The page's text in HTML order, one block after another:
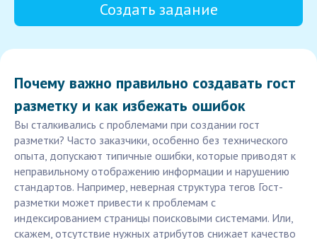
Создать задание
Почему важно правильно создавать гост
разметку и как избежать ошибок
Вы сталкивались с проблемами при создании гост
разметки? Часто заказчики, особенно без технического
опыта, допускают типичные ошибки, которые приводят к
неправильному отображению информации и нарушению
стандартов. Например, неверная структура тегов Гост-
разметки может привести к проблемам с
индексированием страницы поисковыми системами. Или,
скажем, отсутствие нужных атрибутов снижает качество